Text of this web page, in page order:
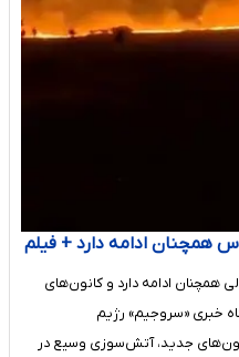
همچنان ادامه دارد + فیلم
ادامه دارد و کانون‌های
خبری «سروجیم» رژیم
جدید، آتش‌سوزی وسیع در